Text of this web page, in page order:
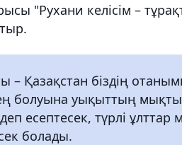
"Рухани келісім –
– Қазақстан біздің
болуына уықыттың
есептесек, түрлі
болады.